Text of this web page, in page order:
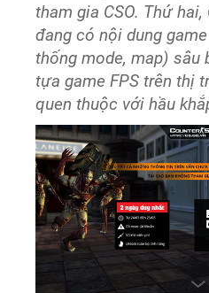
tham gia CSO. Thứ
đang có nội dung
thống mode, map) sâu
tựa game FPS trên thị
quen thuộc với hầu